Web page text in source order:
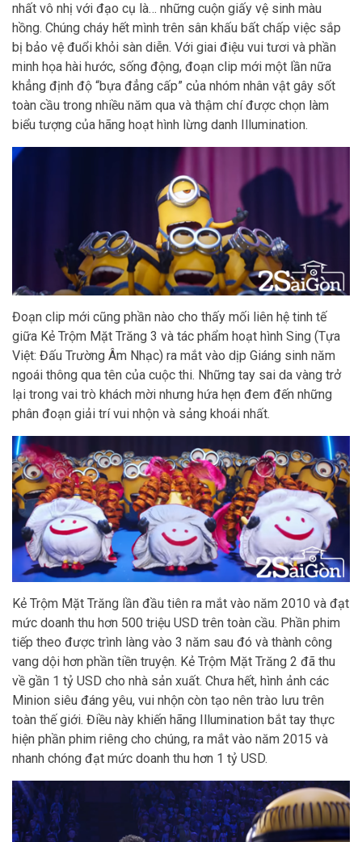
nhất vô nhị với đạo cụ là… những cuộn giấy vệ sinh màu
hồng. Chúng cháy hết mình trên sân khấu bất chấp việc sắp
bị bảo vệ đuổi khỏi sàn diễn. Với giai điệu vui tươi và phần
minh họa hài hước, sống động, đoạn clip mới một lần nữa
khẳng định độ “bựa đẳng cấp” của nhóm nhân vật gây sốt
toàn cầu trong nhiều năm qua và thậm chí được chọn làm
biểu tượng của hãng hoạt hình lừng danh Illumination.
Đoạn clip mới cũng phần nào cho thấy mối liên hệ tinh tế
giữa Kẻ Trộm Mặt Trăng 3 và tác phẩm hoạt hình Sing (Tựa
Việt: Đấu Trường Âm Nhạc) ra mắt vào dịp Giáng sinh năm
ngoái thông qua tên của cuộc thi. Những tay sai da vàng trở
lại trong vai trò khách mời nhưng hứa hẹn đem đến những
phân đoạn giải trí vui nhộn và sảng khoái nhất.
Kẻ Trộm Mặt Trăng lần đầu tiên ra mắt vào năm 2010 và đạt
mức doanh thu hơn 500 triệu USD trên toàn cầu. Phần phim
tiếp theo được trình làng vào 3 năm sau đó và thành công
vang dội hơn phần tiền truyện. Kẻ Trộm Mặt Trăng 2 đã thu
về gần 1 tỷ USD cho nhà sản xuất. Chưa hết, hình ảnh các
Minion siêu đáng yêu, vui nhộn còn tạo nên trào lưu trên
toàn thế giới. Điều này khiến hãng Illumination bắt tay thực
hiện phần phim riêng cho chúng, ra mắt vào năm 2015 và
nhanh chóng đạt mức doanh thu hơn 1 tỷ USD.